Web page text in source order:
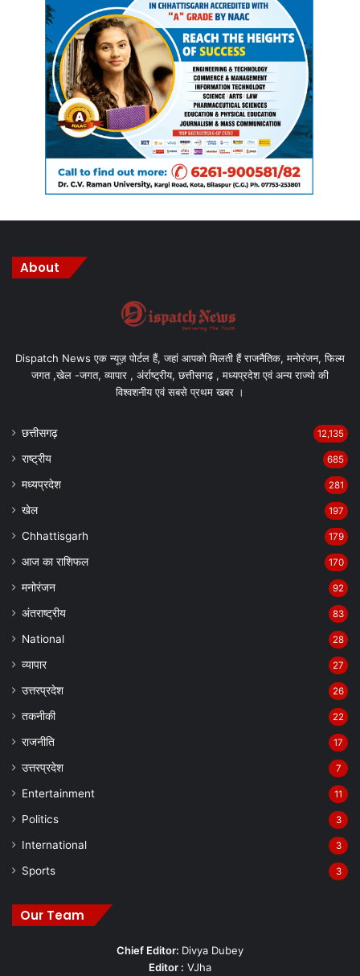
About
Dispatch News एक न्यूज़ पोर्टल हैं, जहां आपको मिलती हैं राजनैतिक, मनोरंजन, फिल्म
जगत ,खेल -जगत, व्यापार , अंर्राष्ट्रीय, छत्तीसगढ़ , मध्यप्रदेश एवं अन्य राज्यो की
विश्वशनीय एवं सबसे प्रथम खबर ।
छत्तीसगढ़ 12,135
राष्ट्रीय 685
मध्यप्रदेश 281
खेल 197
Chhattisgarh 179
आज का राशिफल 170
मनोरंजन 92
अंतराष्ट्रीय 83
National 28
व्यापार 27
उत्तरप्रदेश 26
तकनीकी 22
राजनीति 17
उत्तरप्रदेश 7
Entertainment 11
Politics 3
International 3
Sports 3
Our Team
Chief Editor: Divya Dubey
Editor : VJha